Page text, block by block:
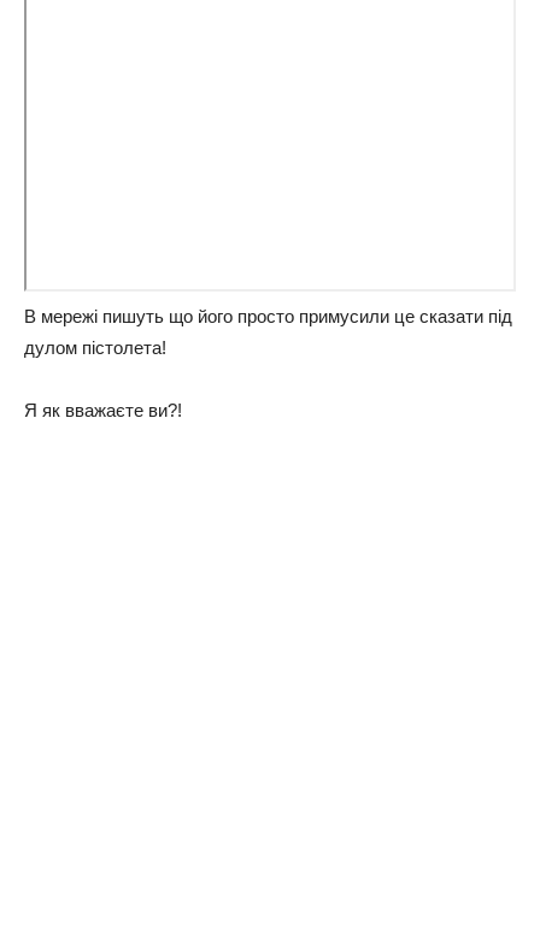
В мережі пишуть що його просто примусили це сказати під
дулом пістолета!
Я як вважаєте ви?!